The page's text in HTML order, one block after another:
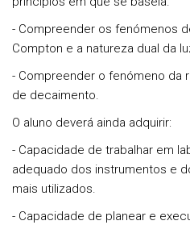
- Compreender os fenómenos
Compton e a natureza dual da
- Compreender o fenómeno da
de decaimento.
O aluno deverá ainda adquirir:
- Capacidade de trabalhar em
adequado dos instrumentos e
mais utilizados.
- Capacidade de planear e